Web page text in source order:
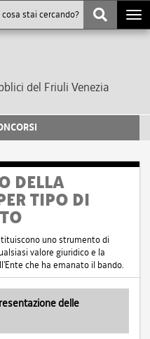
del Friuli Venezia
DELLA
TIPO DI
uno strumento di
valore giuridico e la
che ha emanato il bando.
delle